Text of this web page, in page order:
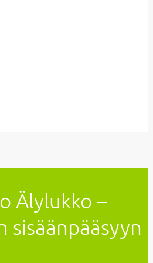
Älylukko –
sisäänpääsyyn